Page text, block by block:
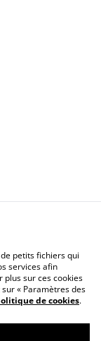
Policy
petits fichiers qui
services afin
plus sur ces cookies
« Paramètres des
de cookies.